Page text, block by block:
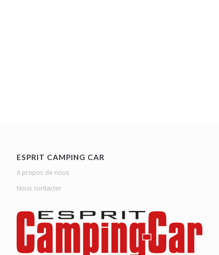
ESPRIT CAMPING CAR
A propos de nous
Nous contacter